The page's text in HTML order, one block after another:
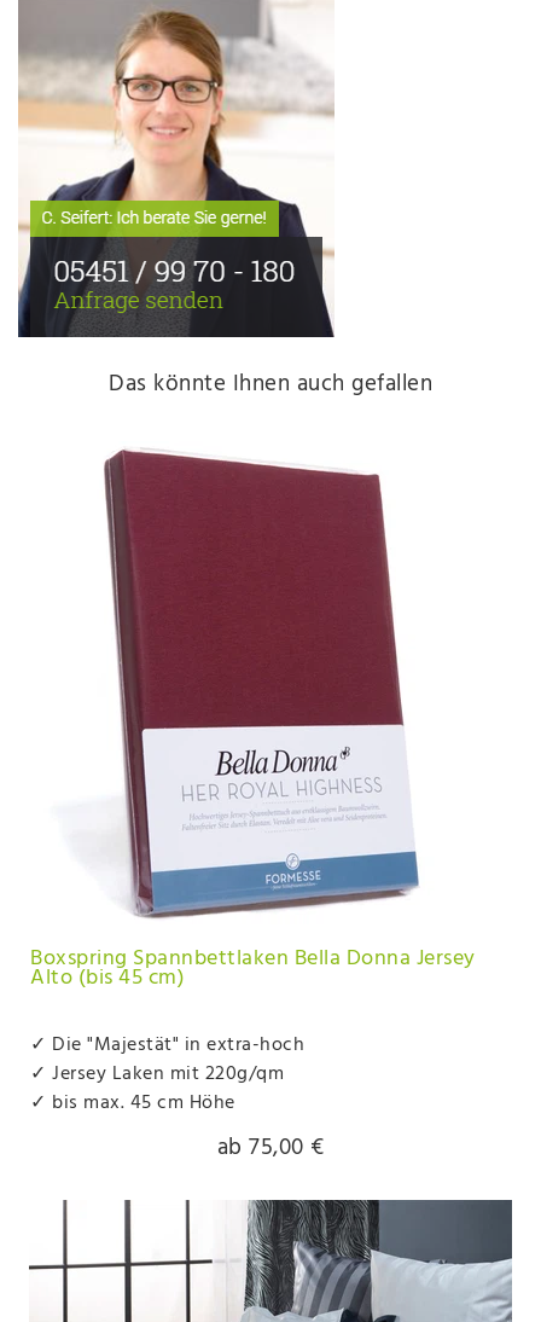
Das könnte Ihnen auch gefallen
Boxspring Spannbettlaken Bella Donna Jersey
Alto (bis 45 cm)
✓ Die "Majestät" in extra-hoch
✓ Jersey Laken mit 220g/qm
✓ bis max. 45 cm Höhe
ab 75,00 €